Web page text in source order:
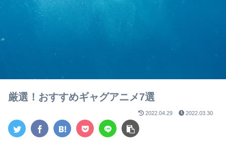
厳選！おすすめギャグアニメ7選
2022.04.29 2022.03.30